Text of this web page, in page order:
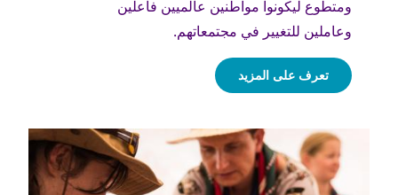
ومتطوع ليكونوا مواطنين عالميين فاعلين
وعاملين للتغيير في مجتمعاتهم.
تعرف على المزيد